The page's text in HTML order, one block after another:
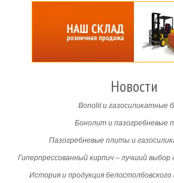
Новости
Bonolit и газосиликатные
Бонолит и пазогребневые
Пазогребневые плиты и
Гиперпрессованный кирпич – лучший выбор
История и продукция белостолбовского